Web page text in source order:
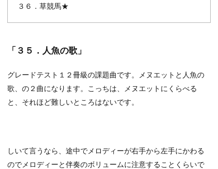
３６．草競馬★
「３５．人魚の歌」
グレードテスト１２冊級の課題曲です。メヌエットと人魚の
歌、の２曲になります。こっちは、メヌエットにくらべる
と、それほど難しいところはないです。
しいて言うなら、途中でメロディーが右手から左手にかわる
のでメロディーと伴奏のボリュームに注意することくらいで